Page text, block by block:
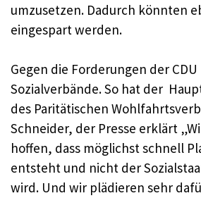
umzusetzen. Dadurch könnten
eingespart werden.
Gegen die Forderungen der
Sozialverbände. So hat der
des Paritätischen
Schneider, der Presse erklärt
hoffen, dass möglichst schnell
entsteht und nicht der
wird. Und wir plädieren sehr